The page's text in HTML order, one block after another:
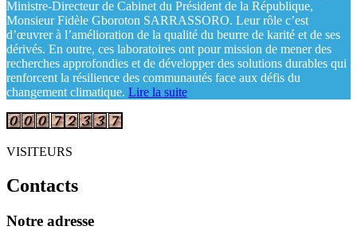
Ministre-Directeur de Cabinet du Président de la République,
Monsieur Fidèle Gboroton SARRASSORO. Leur rôle c’est
d’œuvrer à l’amélioration de la qualité du beurre de karité et de ses
dérivés. En outre, ces laboratoires ont pour mission de mener des
recherches approfondies et de développer des solutions durables qui
renforcent la résilience des communautés face aux défis du
changement climatique. Lire la suite
VISITEURS
Contacts
Notre adresse